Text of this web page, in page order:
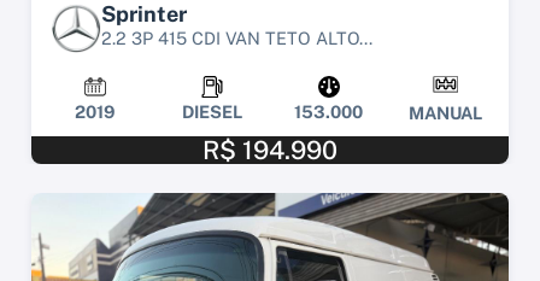
Sprinter
2.2 3P 415 CDI VAN TETO ALTO...
2019 DIESEL 153.000 MANUAL
R$ 194.990